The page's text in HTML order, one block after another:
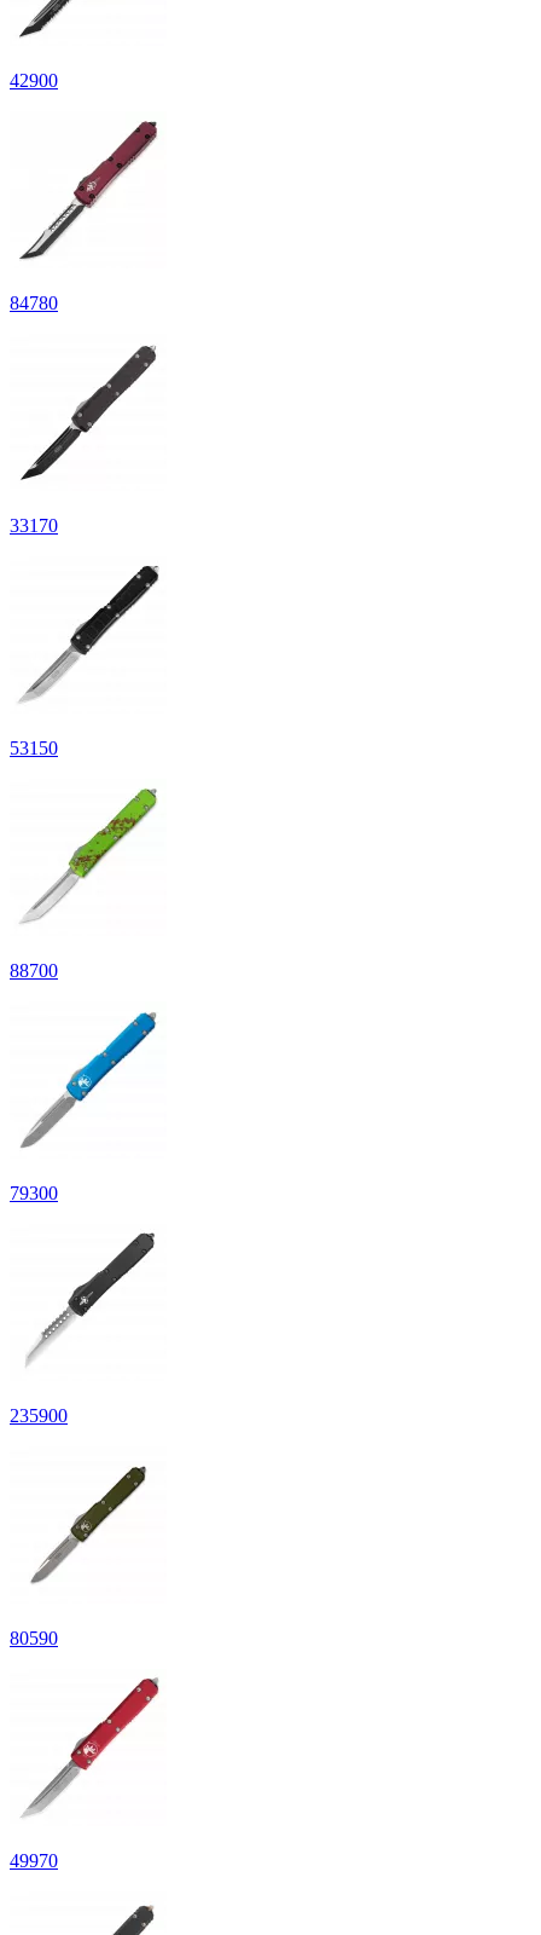
42900
84780
33170
53150
88700
79300
235900
80590
49970